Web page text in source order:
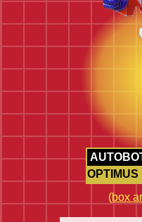
OPTIMUS
(box